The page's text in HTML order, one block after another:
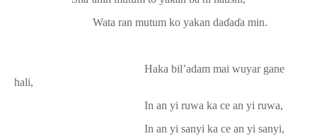
Wata ran mutum ko yakan daɗaɗa min.
Haka bil’adam mai wuyar gane
hali,
In an yi ruwa ka ce an yi ruwa,
In an yi sanyi ka ce an yi sanyi,